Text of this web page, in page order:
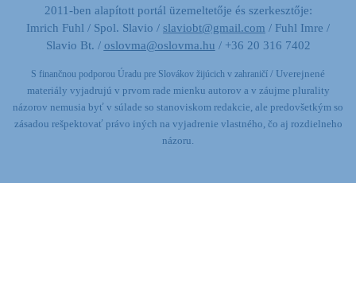
2011-ben alapított portál üzemeltetője és szerkesztője:
Imrich Fuhl / Spol. Slavio / slaviobt@gmail.com / Fuhl Imre /
Slavio Bt. / oslovma@oslovma.hu / +36 20 316 7402
S finančnou podporou Úradu pre Slovákov žijúcich v zahraničí / Uverejnené
materiály vyjadrujú v prvom rade mienku autorov a v záujme plurality
názorov nemusia byť v súlade so stanoviskom redakcie, ale predovšetkým so
zásadou rešpektovať právo iných na vyjadrenie vlastného, čo aj rozdielneho
názoru.